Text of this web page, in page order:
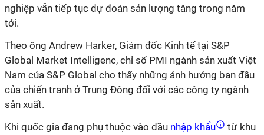
nghiệp vẫn tiếp tục dự đoán sản lượng tăng trong năm
tới.
Theo ông Andrew Harker, Giám đốc Kinh tế tại S&P
Global Market Intelligenc, chỉ số PMI ngành sản xuất Việt
Nam của S&P Global cho thấy những ảnh hưởng ban đầu
của chiến tranh ở Trung Đông đối với các công ty ngành
sản xuất.
Khi quốc gia đang phụ thuộc vào dầu nhập khẩu
từ khu